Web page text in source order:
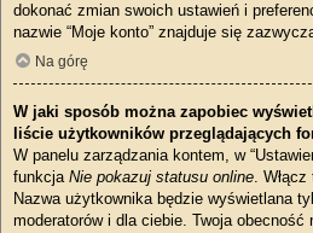
dokonać zmian swoich ustawień i
nazwie “Moje konto” znajduje się
Na górę
W jaki sposób można zapobiec
liście użytkowników przeglądających
W panelu zarządzania kontem, w
funkcja Nie pokazuj statusu online .
Nazwa użytkownika będzie wyświetlana
moderatorów i dla ciebie. Twoja